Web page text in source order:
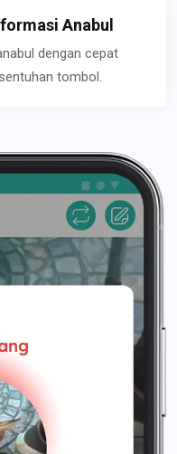
Anabul
dengan cepat
tombol.